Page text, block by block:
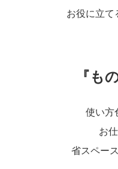
お役に立て
『も
使い方
お
省スペー